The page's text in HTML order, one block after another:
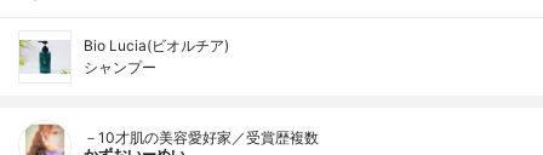
Bio Lucia(ビオルチア)
シャンプー
－10才肌の美容愛好家／受賞歴複数